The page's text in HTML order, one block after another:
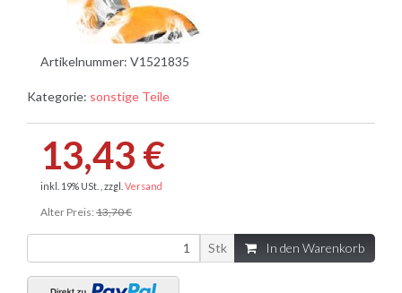
Artikelnummer: V1521835
Kategorie: sonstige Teile
13,43 €
inkl. 19% USt. , zzgl. Versand
Alter Preis: 13,70 €
Stk In den Warenkorb